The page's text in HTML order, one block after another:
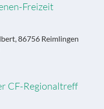
Freizeit
86756 Reimlingen
CF-Regionaltreff